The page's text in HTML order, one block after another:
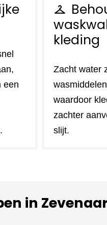
een
checkroom
kleding
Zacht water
waardoor
zachter
slijt.
in